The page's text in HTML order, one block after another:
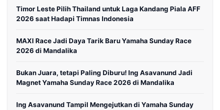
Timor Leste Pilih Thailand untuk Laga Kandang Piala AFF
2026 saat Hadapi Timnas Indonesia
MAXI Race Jadi Daya Tarik Baru Yamaha Sunday Race
2026 di Mandalika
Bukan Juara, tetapi Paling Diburu! Ing Asavanund Jadi
Magnet Yamaha Sunday Race 2026 di Mandalika
Ing Asavanund Tampil Mengejutkan di Yamaha Sunday